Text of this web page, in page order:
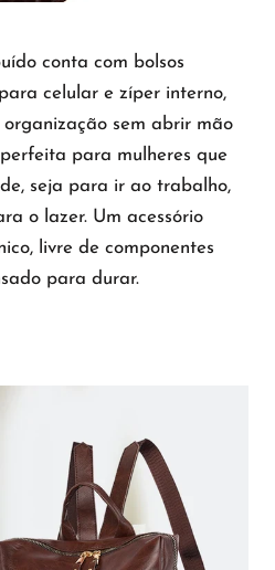
conta com bolsos
celular e zíper interno,
sem abrir mão
para mulheres que
seja para ir ao trabalho,
o lazer. Um acessório
livre de componentes
para durar.